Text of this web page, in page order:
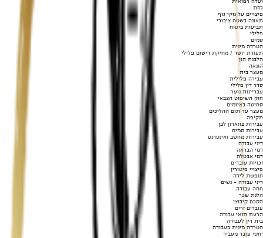
ועדה רפואית
גזזת
פיצויים על נזקי גוף
תאונה בשטח ציבורי
תביעות ביטוח
פלילי
סמים
הטרדה מינית
תעודת יושר / מחיקת רישום פלילי
הלבנת הון
הונאה
מעצר בית
עבירה פלילית
סדר דין פלילי
עבריינות נוער
חוק השיפוט הצבאי
סחיטה באיומים
מעצר עד תום ההליכים
תקיפה
עבירות צווארון לבן
עבירות סמים
עבירות מחשב ואינטרנט
דיני עבודה
דמי הבראה
דמי אבטלה
זכויות עובדים
פיצויי פיטורין
חופשת לידה
דיני עבודה - נשים
חוזה עבודה
הלנת שכר
הסכם קיבוצי
עובדים זרים
הרעת תנאי עבודה
בית דין לעבודה
הטרדה מינית בעבודה
יחסי עובד מעביד